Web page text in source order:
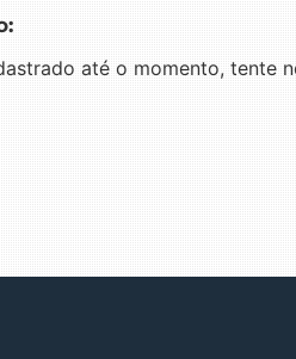
até o momento, tente